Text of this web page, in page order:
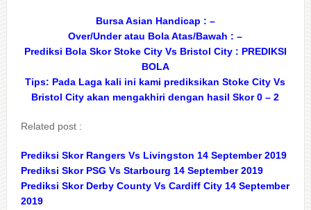
Bursa Asian Handicap : –
Over/Under atau Bola Atas/Bawah : –
Prediksi Bola Skor Stoke City Vs Bristol City : PREDIKSI
BOLA
Tips: Pada Laga kali ini kami prediksikan Stoke City Vs
Bristol City akan mengakhiri dengan hasil Skor 0 – 2
Related post :
Prediksi Skor Rangers Vs Livingston 14 September 2019
Prediksi Skor PSG Vs Starbourg 14 September 2019
Prediksi Skor Derby County Vs Cardiff City 14 September
2019